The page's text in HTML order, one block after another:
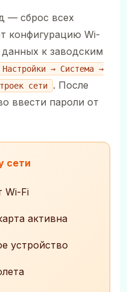
— сброс всех
конфигурацию Wi-
к заводским
Настройки → Система →
сети
. После
ввести пароли от
сети
Wi-Fi
активна
устройство